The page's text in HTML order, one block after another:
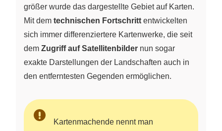
größer wurde das dargestellte Gebiet auf Karten.
Mit dem technischen Fortschritt entwickelten
sich immer differenziertere Kartenwerke, die seit
dem Zugriff auf Satellitenbilder nun sogar
exakte Darstellungen der Landschaften auch in
den entferntesten Gegenden ermöglichen.
Kartenmachende nennt man